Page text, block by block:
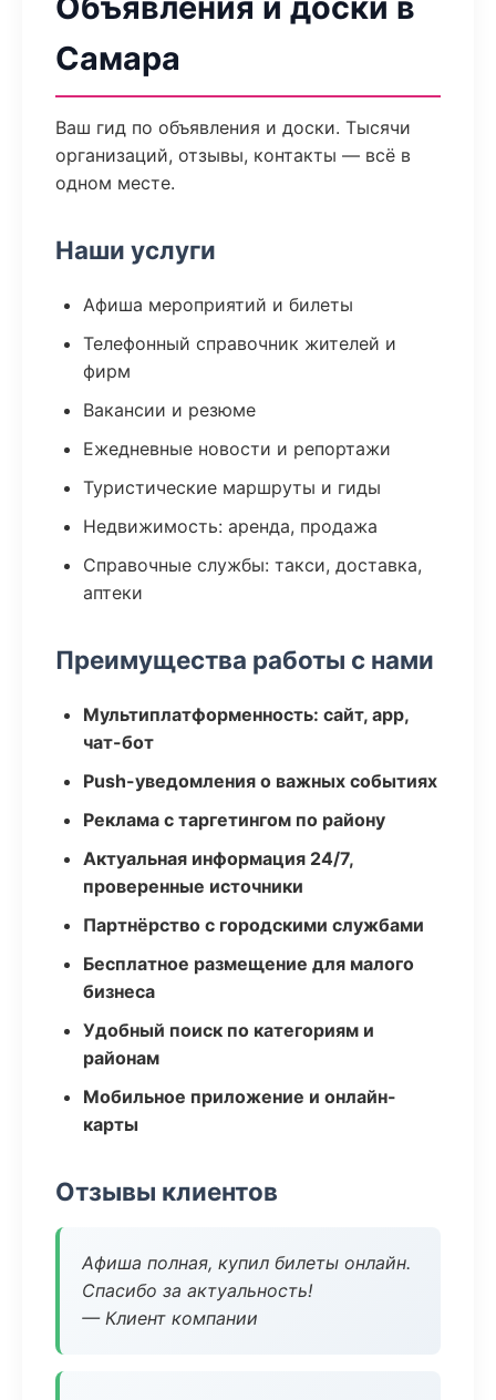
Самара
Ваш гид по объявления и доски. Тысячи
организаций, отзывы, контакты — всё в
одном месте.
Наши услуги
Афиша мероприятий и билеты
Телефонный справочник жителей и
фирм
Вакансии и резюме
Ежедневные новости и репортажи
Туристические маршруты и гиды
Недвижимость: аренда, продажа
Справочные службы: такси, доставка,
аптеки
Преимущества работы с нами
Мультиплатформенность: сайт, app,
чат-бот
Push-уведомления о важных событиях
Реклама с таргетингом по району
Актуальная информация 24/7,
проверенные источники
Партнёрство с городскими службами
Бесплатное размещение для малого
бизнеса
Удобный поиск по категориям и
районам
Мобильное приложение и онлайн-
карты
Отзывы клиентов
Афиша полная, купил билеты онлайн.
Спасибо за актуальность!
— Клиент компании